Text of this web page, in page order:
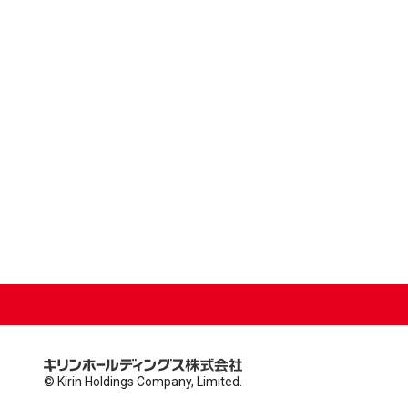
© Kirin Holdings Company, Limited.